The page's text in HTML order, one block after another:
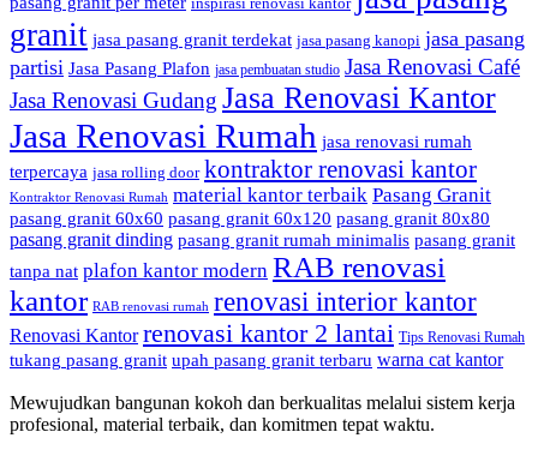
granit jasa pasang granit terdekat jasa pasang kanopi jasa pasang
partisi Jasa Pasang Plafon jasa pembuatan studio Jasa Renovasi Café
Jasa Renovasi Gudang Jasa Renovasi Kantor
Jasa Renovasi Rumah jasa renovasi rumah
terpercaya jasa rolling door kontraktor renovasi kantor
Kontraktor Renovasi Rumah material kantor terbaik Pasang Granit
pasang granit 60x60 pasang granit 60x120 pasang granit 80x80
pasang granit dinding pasang granit rumah minimalis pasang granit
tanpa nat plafon kantor modern RAB renovasi
kantor RAB renovasi rumah renovasi interior kantor
Renovasi Kantor renovasi kantor 2 lantai Tips Renovasi Rumah
tukang pasang granit upah pasang granit terbaru warna cat kantor
Mewujudkan bangunan kokoh dan berkualitas melalui sistem kerja
profesional, material terbaik, dan komitmen tepat waktu.